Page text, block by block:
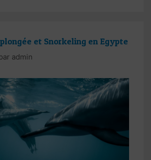
et Snorkeling en Egypte
admin